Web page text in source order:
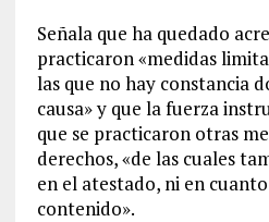
Señala que ha quedado
practicaron «medidas
las que no hay constancia
causa» y que la fuerza
que se practicaron otras
derechos, «de las cuales
en el atestado, ni en
contenido».